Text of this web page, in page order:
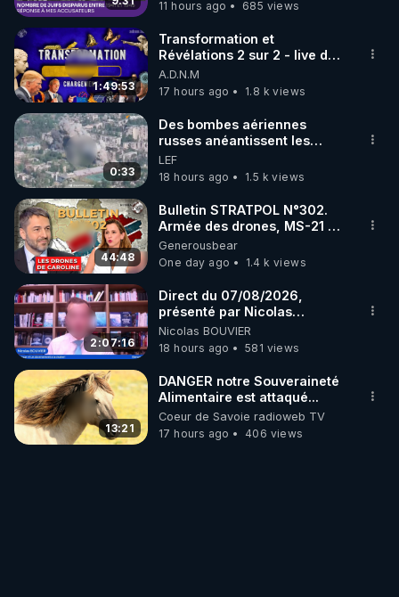
code : REGENERE10
▶ 30 jours gratuit sur l’application de méditation et
de bien-être ENVOL :
Rendez-vous sur https://www.envol.app/code
le code : REGENERE
11 hours ago
685 views
1:49:53
Transformation et
Révélations 2 sur 2 - live du
07/08/26
A.D.N.M
17 hours ago
1.8 k views
0:33
Des bombes aériennes
russes anéantissent les
centres de contrôle de
drones de 3 brigades
ukrainienne
LEF
18 hours ago
1.5 k views
44:48
Bulletin STRATPOL N°302.
Armée des drones, MS-21 en
série, missiles coréens.
07.08.2026.
Generousbear
One day ago
1.4 k views
2:07:16
Direct du 07/08/2026,
présenté par Nicolas
BOUVIER
Nicolas BOUVIER
18 hours ago
581 views
13:21
DANGER notre Souveraineté
Alimentaire est attaqué...
Coeur de Savoie radioweb TV
17 hours ago
406 views